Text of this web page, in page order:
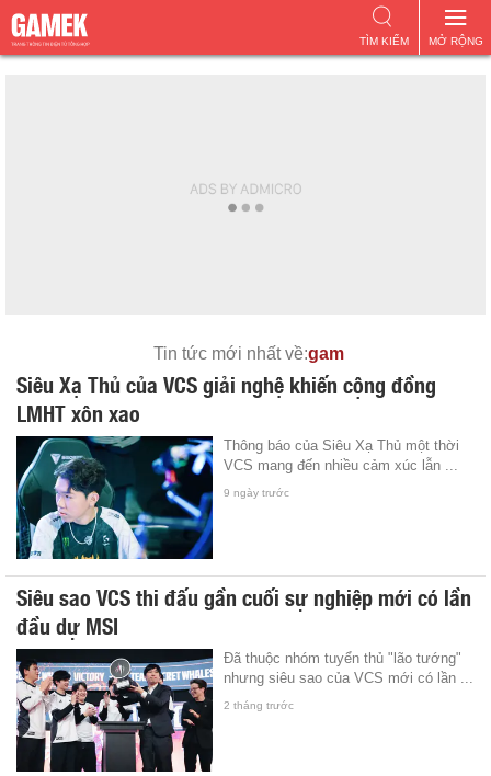
MỞ RỘNG
TÌM KIẾM
Tin tức mới nhất về:gam
Siêu Xạ Thủ của VCS giải nghệ khiến cộng đồng
LMHT xôn xao
Thông báo của Siêu Xạ Thủ một thời
VCS mang đến nhiều cảm xúc lẫn ...
9 ngày trước
Siêu sao VCS thi đấu gần cuối sự nghiệp mới có lần
đầu dự MSI
Đã thuộc nhóm tuyển thủ "lão tướng"
nhưng siêu sao của VCS mới có lần ...
2 tháng trước